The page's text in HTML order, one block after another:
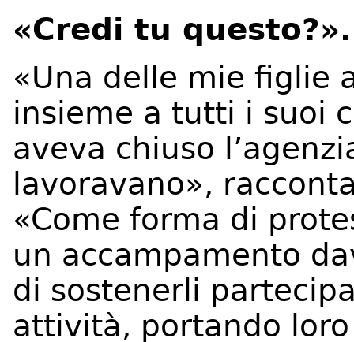
«Credi tu questo?».
«Una delle mie figlie
insieme a tutti i suoi
aveva chiuso
lavoravano»,
«Come forma di
un accampamento
di sostenerli
attività, portando